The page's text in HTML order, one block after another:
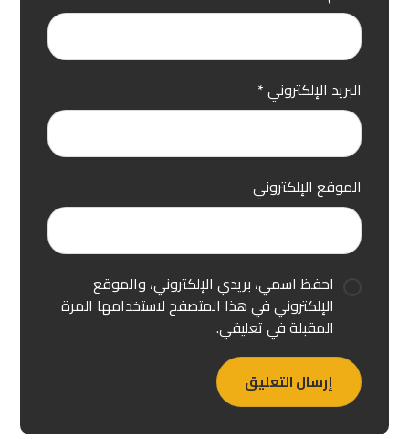
البريد الإلكتروني*
الموقع الإلكتروني
احفظ اسمي، بريدي الإلكتروني، والموقع
الإلكتروني في هذا المتصفح لاستخدامها المرة
المقبلة في تعليقي.
إرسال التعليق